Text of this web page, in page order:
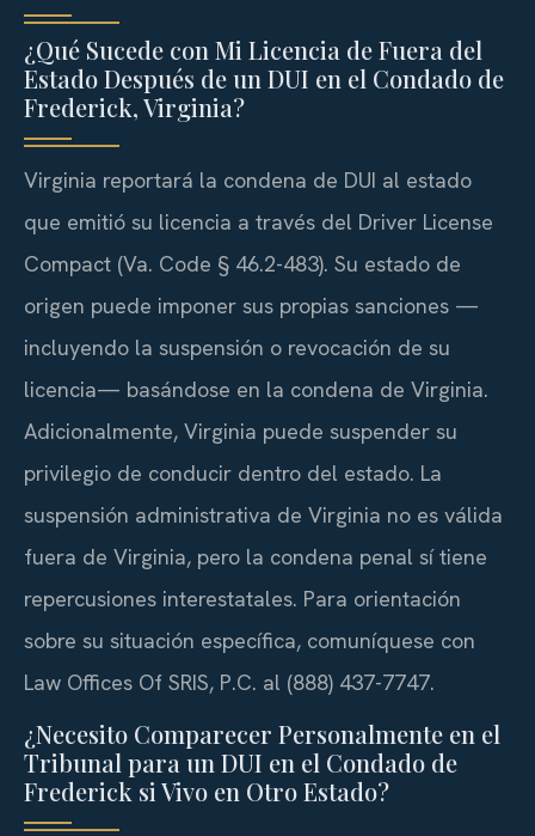
¿Qué Sucede con Mi Licencia de Fuera del
Estado Después de un DUI en el Condado de
Frederick, Virginia?
Virginia reportará la condena de DUI al estado
que emitió su licencia a través del Driver License
Compact (Va. Code § 46.2-483). Su estado de
origen puede imponer sus propias sanciones —
incluyendo la suspensión o revocación de su
licencia— basándose en la condena de Virginia.
Adicionalmente, Virginia puede suspender su
privilegio de conducir dentro del estado. La
suspensión administrativa de Virginia no es válida
fuera de Virginia, pero la condena penal sí tiene
repercusiones interestatales. Para orientación
sobre su situación específica, comuníquese con
Law Offices Of SRIS, P.C. al (888) 437-7747.
¿Necesito Comparecer Personalmente en el
Tribunal para un DUI en el Condado de
Frederick si Vivo en Otro Estado?